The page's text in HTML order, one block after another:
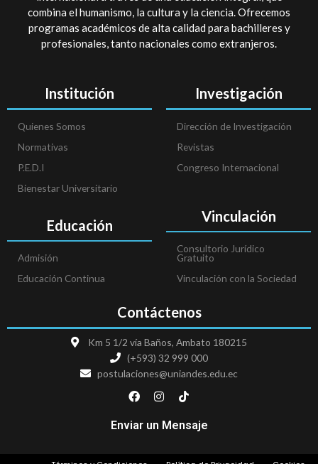
combina el humanismo, la cultura y la ciencia. Ofrecemos
programas académicos de alta calidad para bachilleres y
profesionales, tanto nacionales como extranjeros.
Institución
Quienes Somos
Normativas
P.E.D.I
Bienestar Universitario
Educación
Admisión
Educación Continua
Investigación
Dirección de Investigación
Revistas
Congreso Internacional
Vinculación
Consultorio Jurídico
Gratuito
Vinculación con la Sociedad
Contáctenos
Km 5 1/2 vía Baños, Ambato 180215
(+593) 32 999 000
postulaciones@uniandes.edu.ec
F
a
e
o
I
n
t
r
T
i
t
Enviar un Mensaje